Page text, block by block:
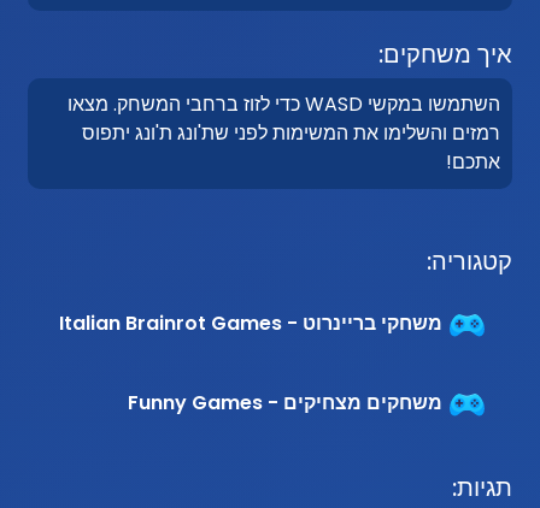
איך משחקים:
השתמשו במקשי WASD כדי לזוז ברחבי המשחק. מצאו
רמזים והשלימו את המשימות לפני שת'ונג ת'ונג יתפוס
אתכם!
קטגוריה:
משחקי בריינרוט - Italian Brainrot Games
משחקים מצחיקים - Funny Games
תגיות: